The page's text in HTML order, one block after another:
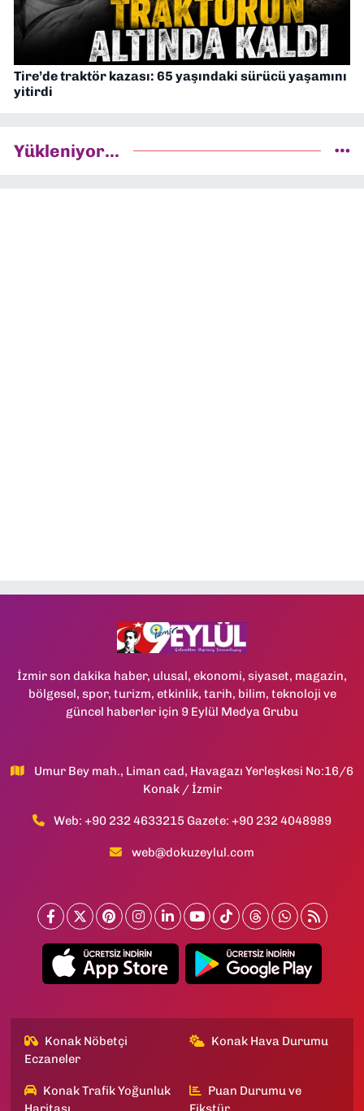
Tire’de traktör kazası: 65 yaşındaki sürücü yaşamını
yitirdi
Yükleniyor...
İzmir son dakika haber, ulusal, ekonomi, siyaset, magazin,
bölgesel, spor, turizm, etkinlik, tarih, bilim, teknoloji ve
güncel haberler için 9 Eylül Medya Grubu
Umur Bey mah., Liman cad, Havagazı Yerleşkesi No:16/6
Konak / İzmir
Web: +90 232 4633215 Gazete: +90 232 4048989
web@dokuzeylul.com
Konak Nöbetçi
Eczaneler
Konak Hava Durumu
Konak Trafik Yoğunluk
Puan Durumu ve